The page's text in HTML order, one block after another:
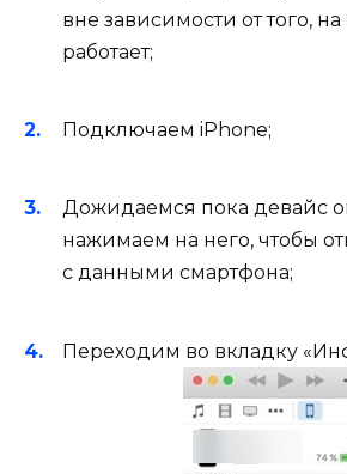
вне зависимости от того,
работает;
Подключаем iPhone;
Дожидаемся пока девайс
нажимаем на него, чтобы
с данными смартфона;
Переходим во вкладку